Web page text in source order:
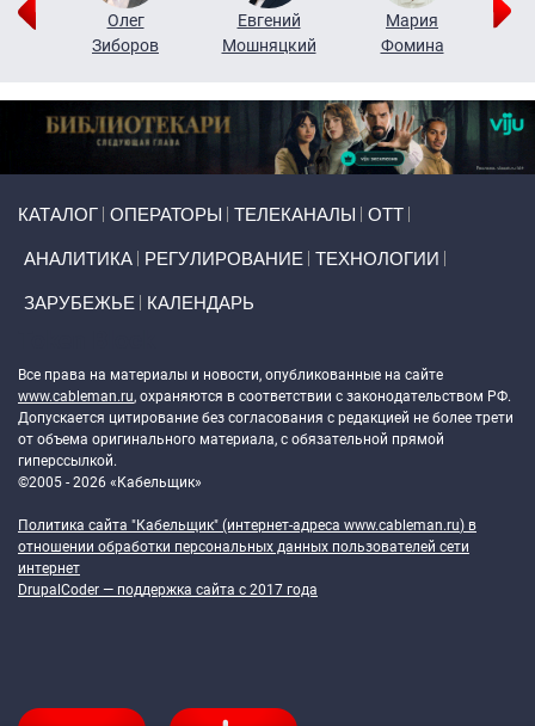
Олег
Зиборов
Евгений
Мошняцкий
Мария
Фомина
КАТАЛОГ ОПЕРАТОРЫ ТЕЛЕКАНАЛЫ ОТТ
АНАЛИТИКА РЕГУЛИРОВАНИЕ ТЕХНОЛОГИИ
ЗАРУБЕЖЬЕ КАЛЕНДАРЬ
Все права на материалы и новости, опубликованные на сайте
www.cableman.ru, охраняются в соответствии с законодательством РФ.
Допускается цитирование без согласования с редакцией не более трети
от объема оригинального материала, с обязательной прямой
гиперссылкой.
©2005 - 2026 «Кабельщик»
Политика сайта "Кабельщик" (интернет-адреса www.cableman.ru) в
отношении обработки персональных данных пользователей сети
интернет
DrupalCoder — поддержка сайта c 2017 года